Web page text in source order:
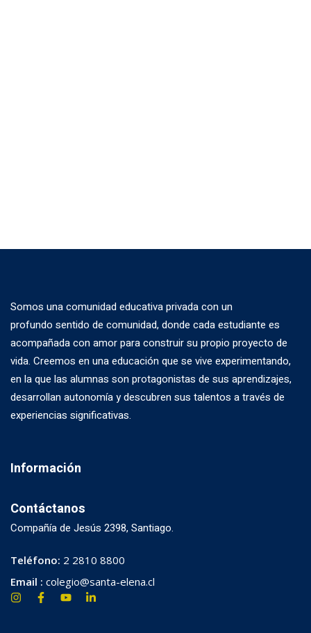
Somos una comunidad educativa privada con un
profundo sentido de comunidad, donde cada estudiante es
acompañada con amor para construir su propio proyecto de
vida. Creemos en una educación que se vive experimentando,
en la que las alumnas son protagonistas de sus aprendizajes,
desarrollan autonomía y descubren sus talentos a través de
experiencias significativas.
Información
Contáctanos
Compañía de Jesús 2398, Santiago.
Teléfono: 2 2810 8800
Email : colegio@santa-elena.cl